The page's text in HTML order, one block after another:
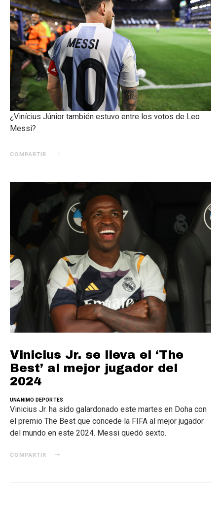
¿Vinícius Júnior también estuvo entre los votos de Leo
Messi?
COMPARTIR
Vinicius Jr. se lleva el ‘The
Best’ al mejor jugador del
2024
UNANIMO DEPORTES
Vinicius Jr. ha sido galardonado este martes en Doha con
el premio The Best que concede la FIFA al mejor jugador
del mundo en este 2024. Messi quedó sexto.
COMPARTIR